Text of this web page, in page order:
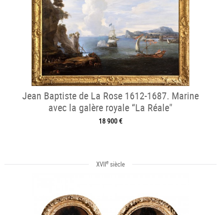
Jean Baptiste de La Rose 1612-1687. Marine
avec la galère royale “La Réale"
18 900 €
XVIIesiècle